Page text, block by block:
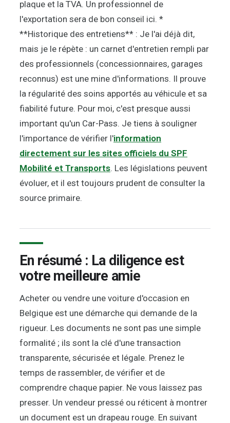
plaque et la TVA. Un professionnel de
l'exportation sera de bon conseil ici. *
**Historique des entretiens** : Je l'ai déjà dit,
mais je le répète : un carnet d'entretien rempli par
des professionnels (concessionnaires, garages
reconnus) est une mine d'informations. Il prouve
la régularité des soins apportés au véhicule et sa
fiabilité future. Pour moi, c'est presque aussi
important qu'un Car-Pass. Je tiens à souligner
l'importance de vérifier l'information
directement sur les sites officiels du SPF
Mobilité et Transports. Les législations peuvent
évoluer, et il est toujours prudent de consulter la
source primaire.
En résumé : La diligence est
votre meilleure amie
Acheter ou vendre une voiture d'occasion en
Belgique est une démarche qui demande de la
rigueur. Les documents ne sont pas une simple
formalité ; ils sont la clé d'une transaction
transparente, sécurisée et légale. Prenez le
temps de rassembler, de vérifier et de
comprendre chaque papier. Ne vous laissez pas
presser. Un vendeur pressé ou réticent à montrer
un document est un drapeau rouge. En suivant